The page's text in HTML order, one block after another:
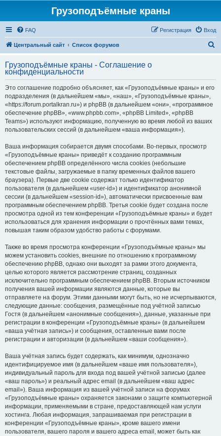
Грузоподъёмные краны
FAQ Вход
Регистрация
Центральный сайт Список форумов
с
Грузоподъёмные краны - Соглашение о
конфиденциальности
Это соглашение подробно объясняет, как «Грузоподъёмные краны» и его
подразделения (в дальнейшем «мы», «наш», «Грузоподъёмные краны»,
«https://forum.portalkran.ru») и phpBB (в дальнейшем «они», «программное
обеспечение phpBB», «www.phpbb.com», «phpBB Limited», «phpBB
Teams») используют информацию, полученную во время любой из ваших
пользовательских сессий (в дальнейшем «ваша информация»).
Ваша информация собирается двумя способами. Во-первых, просмотр
«Грузоподъёмные краны» приведёт к созданию программным
обеспечением phpBB определённого числа cookies (небольшие
текстовые файлы, загружаемые в папку временных файлов вашего
браузера). Первые две cookie содержат только идентификатор
пользователя (в дальнейшем «user-id») и идентификатор анонимной
сессии (в дальнейшем «session-id»), автоматически присвоенные вам
программным обеспечением phpBB. Третья cookie будет создана после
просмотра одной из тем конференции «Грузоподъёмные краны» и будет
использоваться для хранения информации о прочтённых вами темах,
повышая таким образом удобство работы с форумами.
Также во время просмотра конференции «Грузоподъёмные краны» мы
можем установить cookies, внешние по отношению к программному
обеспечению phpBB, однако они выходят за рамки этого документа,
целью которого является рассмотрение страниц, созданных
исключительно программным обеспечением phpBB. Вторым источником
получения вашей информации являются данные, которые вы
отправляете на форум. Этими данными могут быть, но не исчерпываются,
следующие данные: сообщения, размещённые под учётной записью
Гостя (в дальнейшем «анонимные сообщения»), данные, указанные при
регистрации в конференции «Грузоподъёмные краны» (в дальнейшем
«ваша учётная запись») и сообщения, оставленные вами после
регистрации и авторизации (в дальнейшем «ваши сообщения»).
Ваша учётная запись будет содержать, как минимум, однозначно
идентифицируемое имя (в дальнейшем «ваше имя пользователя»),
индивидуальный пароль для входа под вашей учётной записью (далее
«ваш пароль») и реальный адрес email (в дальнейшем «ваш адрес
email»). Ваша информация из вашей учётной записи на форумах
«Грузоподъёмные краны» охраняется законами о защите компьютерной
информации, применяемыми в стране, предоставляющей нам услуги
хостинга. Любая информация, запрашиваемая при регистрации в
конференции «Грузоподъёмные краны», кроме вашего имени
пользователя, вашего пароля и вашего адреса email, может быть как